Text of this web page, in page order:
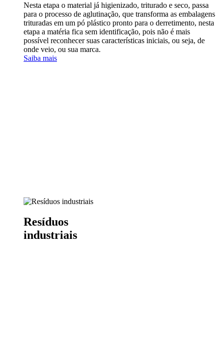
Nesta etapa o material já higienizado, triturado e seco, passa
para o processo de aglutinação, que transforma as embalagens
trituradas em um pó plástico pronto para o derretimento, nesta
etapa a matéria fica sem identificação, pois não é mais
possível reconhecer suas características iniciais, ou seja, de
onde veio, ou sua marca.
Saiba mais
Resíduos
industriais